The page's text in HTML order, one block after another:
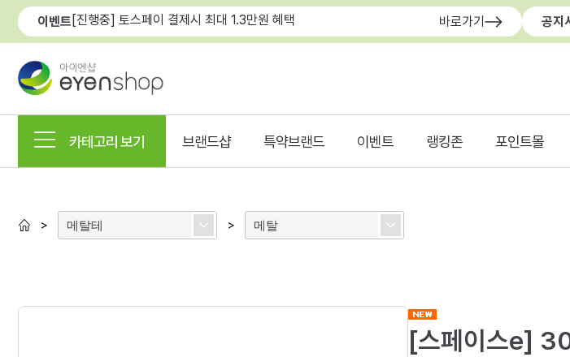
이벤트 [진행중] 토스페이 결제시 최대 1.3만원 혜택 바로가기 공지
카테고리 보기 브랜드샵 특약브랜드 이벤트 랭킹존 포인트몰
> 메탈테 > 메탈
[스페이스e]